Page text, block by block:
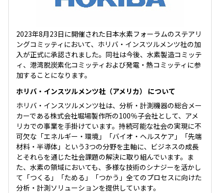
2023年8月23日に開催された日本水素フォーラムのステアリ
ングコミッティにおいて、ホリバ・インスツルメンツ社の加
入が正式に承認されました。同社は今後、水素製造コミッテ
ィ、港湾脱炭素化コミッティおよび発電・熱コミッティに参
加することになります。
ホリバ・インスツルメンツ社（アメリカ） について
ホリバ・インスツルメンツ社は、分析・計測機器の総合メー
カーである株式会社堀場製作所の100％子会社として、アメ
リカでの事業を手掛けています。持続可能な社会の実現に不
可欠な「エネルギー・環境」「バイオ・ヘルスケア」「先端
材料・半導体」という3つの分野を主軸に、ビジネスの成長
とそれらを通じた社会課題の解決に取り組んでいます。ま
た、水素の領域においても、多様な技術のシナジーを活かし
て「つくる」「ためる」「つかう」全てのプロセスに向けた
分析・計測ソリューションを提供しています。